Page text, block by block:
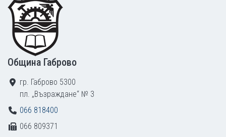
Община Габрово
гр. Габрово 5300
пл. „Възраждане“ № 3
066 818400
066 809371